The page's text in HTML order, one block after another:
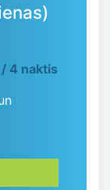
/ 4 naktis